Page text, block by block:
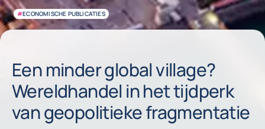
#ECONOMISCHE PUBLICATIES
Een minder global village?
Wereldhandel in het tijdperk
van geopolitieke fragmentatie